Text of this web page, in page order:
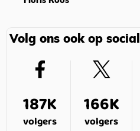
Volg ons ook op social
187K
volgers
166K
volgers